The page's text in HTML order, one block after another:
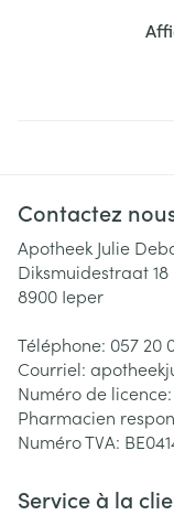
Contactez
Apotheek Julie
Diksmuidestraat 18
8900 Ieper
Téléphone: 057 20
Courriel:
Numéro de licence:
Pharmacien
Numéro TVA:
Service à la